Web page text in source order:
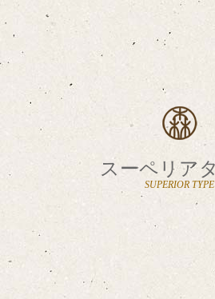
スーペリア
SUPERIOR TYPE